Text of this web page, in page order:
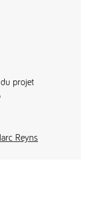
projet
Reyns